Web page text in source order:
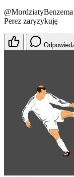
@MordziatyBenzema
Perez zaryzykuję